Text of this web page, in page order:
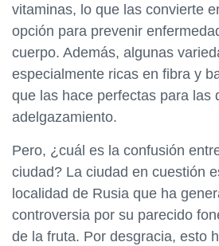
vitaminas, lo que las convierte
opción para prevenir
cuerpo. Además, algunas
especialmente ricas en fibra y
que las hace perfectas para las
adelgazamiento.
Pero, ¿cuál es la confusión
ciudad? La ciudad en cuestión
localidad de Rusia que ha
controversia por su parecido
de la fruta. Por desgracia, esto